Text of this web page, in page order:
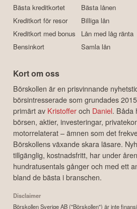
Bästa kreditkortet
Kreditkort för resor
Kreditkort med bonus
Bensinkort
Bästa lånen
Billiga lån
Lån med låg ränta
Samla lån
Kort om oss
Börskollen är en prisvinnande
börsintresserade som grundades
primärt av Kristofferoch Daniel. Båda
börsen, aktier, investeringar,
motorrelaterat – ämnen som det
Börskollens växande skara läsare.
tillgänglig, kostnadsfritt, har under
hundratusentals gånger och med ett
bland de bästa i branschen.
Disclaimer
Börskollen Sverige AB ("Börskollen") är inte